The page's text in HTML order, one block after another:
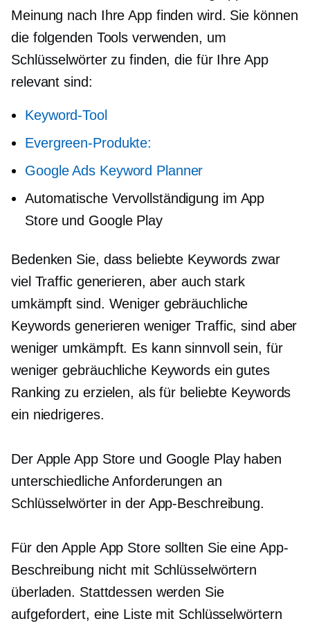
Meinung nach Ihre App finden wird. Sie können
die folgenden Tools verwenden, um
Schlüsselwörter zu finden, die für Ihre App
relevant sind:
Keyword-Tool
Evergreen-Produkte:
Google Ads Keyword Planner
Automatische Vervollständigung im App
Store und Google Play
Bedenken Sie, dass beliebte Keywords zwar
viel Traffic generieren, aber auch stark
umkämpft sind. Weniger gebräuchliche
Keywords generieren weniger Traffic, sind aber
weniger umkämpft. Es kann sinnvoll sein, für
weniger gebräuchliche Keywords ein gutes
Ranking zu erzielen, als für beliebte Keywords
ein niedrigeres.
Der Apple App Store und Google Play haben
unterschiedliche Anforderungen an
Schlüsselwörter in der App-Beschreibung.
Für den Apple App Store sollten Sie eine App-
Beschreibung nicht mit Schlüsselwörtern
überladen. Stattdessen werden Sie
aufgefordert, eine Liste mit Schlüsselwörtern